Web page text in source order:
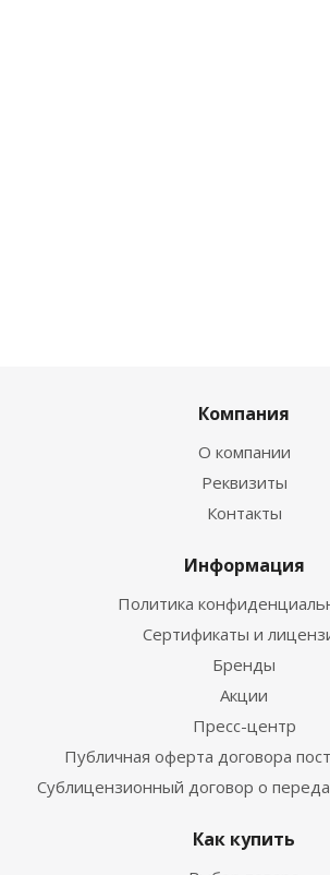
Компания
О компании
Реквизиты
Контакты
Информация
Политика
Сертификаты и
Бренды
Акции
Пресс-центр
Публичная оферта договора
Сублицензионный договор о
Как купить